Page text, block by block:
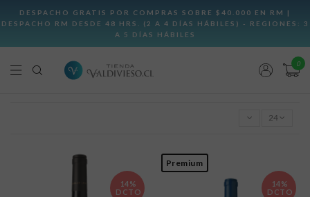
0
24
14%
DCTO
Premium
14%
DCTO